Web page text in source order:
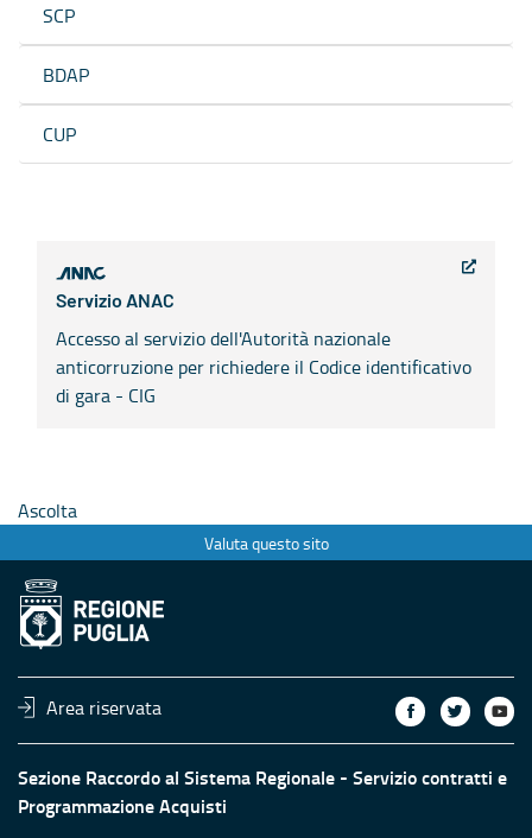
SCP
BDAP
CUP
Servizio ANAC
Accesso al servizio dell'Autorità nazionale
anticorruzione per richiedere il Codice identificativo
di gara - CIG
Ascolta
Valuta questo sito
Area riservata
Sezione Raccordo al Sistema Regionale - Servizio contratti e
Programmazione Acquisti